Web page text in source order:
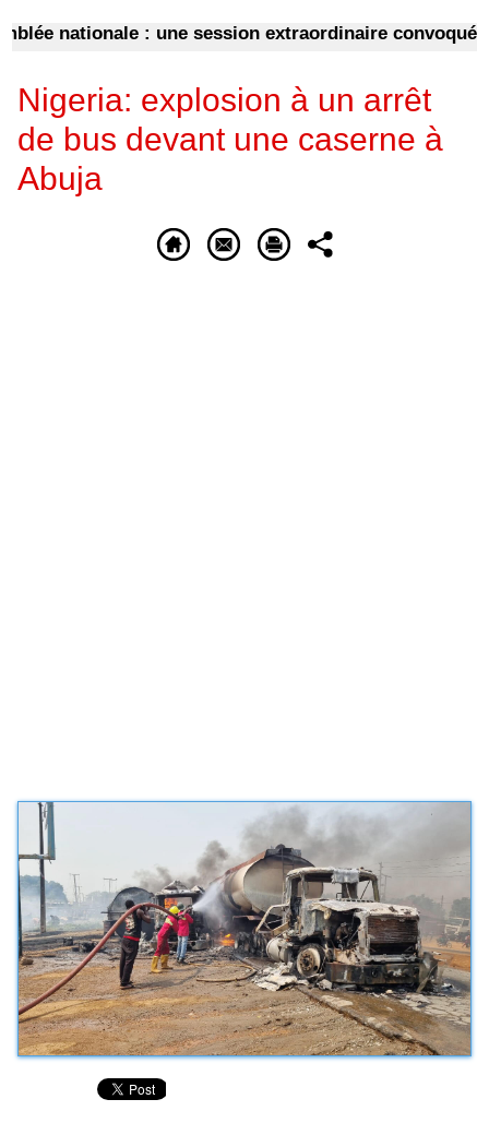
nationale : une session extraordinaire convoquée
Nigeria: explosion à un arrêt
de bus devant une caserne à
Abuja